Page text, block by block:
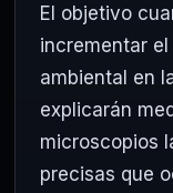
El objetivo
incrementar
ambiental en
explicarán
microscopios
precisas que